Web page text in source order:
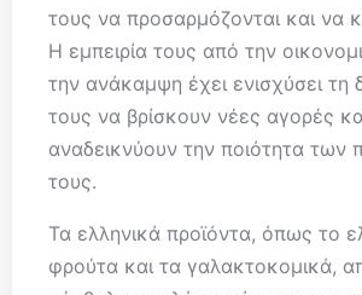
τους να προσαρμόζονται και να
Η εμπειρία τους από την
την ανάκαμψη έχει ενισχύσει τη
τους να βρίσκουν νέες αγορές
αναδεικνύουν την ποιότητα των
τους.
Τα ελληνικά προϊόντα, όπως το
φρούτα και τα γαλακτοκομικά,